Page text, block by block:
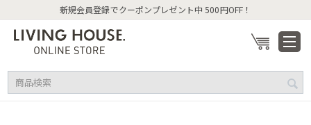
新規会員登録でクーポンプレゼント中 500円OFF！